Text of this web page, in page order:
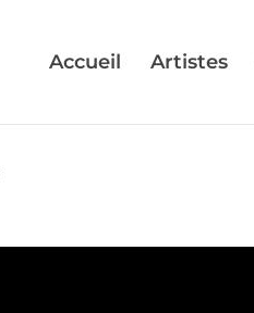
Accueil Artistes